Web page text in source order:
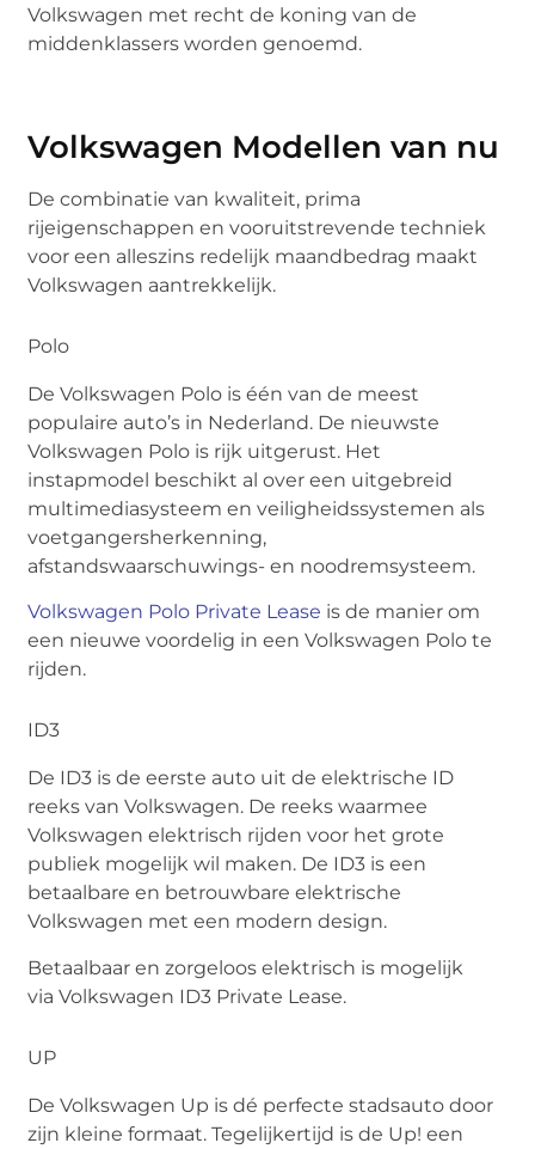
Volkswagen met recht de koning van de
middenklassers worden genoemd.
Volkswagen Modellen van nu
De combinatie van kwaliteit, prima
rijeigenschappen en vooruitstrevende techniek
voor een alleszins redelijk maandbedrag maakt
Volkswagen aantrekkelijk.
Polo
De Volkswagen Polo is één van de meest
populaire auto’s in Nederland. De nieuwste
Volkswagen Polo is rijk uitgerust. Het
instapmodel beschikt al over een uitgebreid
multimediasysteem en veiligheidssystemen als
voetgangersherkenning,
afstandswaarschuwings- en noodremsysteem.
Volkswagen Polo Private Lease is de manier om
een nieuwe voordelig in een Volkswagen Polo te
rijden.
ID3
De ID3 is de eerste auto uit de elektrische ID
reeks van Volkswagen. De reeks waarmee
Volkswagen elektrisch rijden voor het grote
publiek mogelijk wil maken. De ID3 is een
betaalbare en betrouwbare elektrische
Volkswagen met een modern design.
Betaalbaar en zorgeloos elektrisch is mogelijk
viaVolkswagen ID3 Private Lease.
UP
De Volkswagen Up is dé perfecte stadsauto door
zijn kleine formaat. Tegelijkertijd is de Up! een